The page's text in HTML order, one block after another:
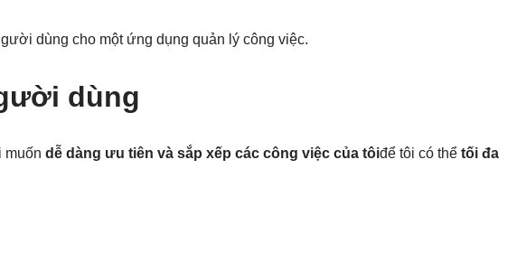
dùng cho một ứng dụng quản lý công việc.
dùng
muốn dễ dàng ưu tiên và sắp xếp các công việc của tôiđể tôi có thể tối đa